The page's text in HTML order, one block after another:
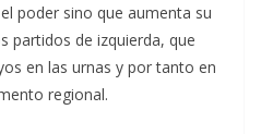
poder sino que aumenta su
partidos de izquierda, que
en las urnas y por tanto en
regional.